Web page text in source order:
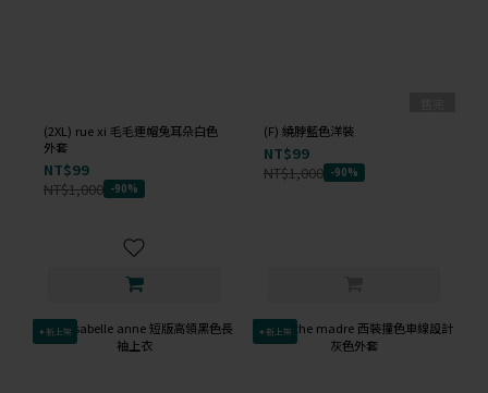
(2XL) rue xi 毛毛連帽兔耳朵白色
外套
NT$99
NT$1,000 -90%
(F) 繞脖藍色洋裝
NT$99
NT$1,000 -90%
✦新上架 ✦新上架